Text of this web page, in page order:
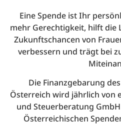
Eine Spende ist Ihr
mehr Gerechtigkeit, hilft die
Zukunftschancen von
verbessern und trägt bei
Die Finanzgebarung
Österreich wird jährlich von
und Steuerberatung
Österreichischen